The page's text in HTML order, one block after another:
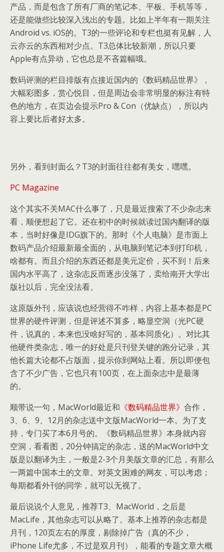
产品，而是包含了所有厂商的笔记本、平板、手机等等，
还是能做些比较深入浅出的专题。比如上半年有一期关注
Android vs. iOS的。T3的一些评论和专栏也挺有见解，人
云亦云的东西相对少点。T3总体比较新潮，所以只要
Apple有点异动，它也总是不吝篇幅哦。
数码评测的栏目排版有点接近国内的《数码精品世界》，
大幅彩图多，赏心悦目，但是周边会非常明显的标注有特
色的地方，在页边会提示Pro & Con（优缺点），所以内
容上要比后者好太多。
另外，看到封面么？T3的封面往往都有美女，嘿嘿。
PC Magazine
这个其实不关MAC什么事了，只是最近搜索了不少杂志来
看，顺便想起了它。还在初中的时候就读过国内翻译的版
本，当时好像是IDG旗下的。那时《个人电脑》是市面上
数码产品介绍最新最全面的，从电脑到笔记本到打印机，
啥都有。而且介绍的东西还都是美元定价，买不到！后来
国内水平高了，这杂志反而逐步没落了，卖给南开大学出
版社以后，完全没法看。
这原版外刊，应该说也经营得不咋样，内容上基本都是PC
世界的硬件评测，但是评述不算多，略显空洞（光PC硬
件，说真的，本来也没啥好写的，基本同质化）。对比其
他硬件类杂志，唯一的好处是只刊登关键的跑分记录，其
他长篇大论都不占版面，提示你到网站上看。所以即便包
含了不少广告，它也只有100页，在上面杂志中是最薄
的。
顺带说一句，MacWorld最近和 《数码精品世界》 合作，
3、6、9、12月的杂志送中文版MacWorld一本。为了支
持，专门买了本6月号的。《数码精品世界》本身就内容
空洞，看看图，20分钟搞定的杂志，送的MacWorld中文
版是以翻译为主，一般是2-3个月美版文章的汇总，有那么
一两篇中国本土的文章。对英文困难的网友，可以考虑；
每期都看外刊的同学，就可以无视了。
最后说说个人意见，推荐T3、MacWorld，之后是
MacLife，其他杂志可以从略了。基本上推荐的杂志都是
月刊，120页左右的厚度，剔除掉广告（真的不少，
iPhone Life尤多，不过是双月刊），能看的专题文章大概